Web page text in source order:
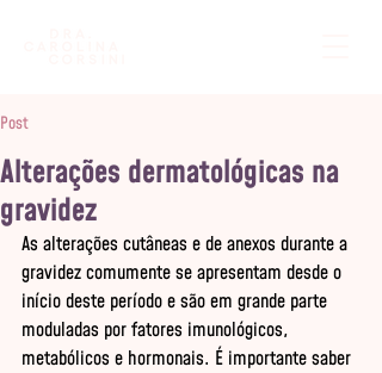
Post
Alterações dermatológicas na
gravidez
As alterações cutâneas e de anexos durante a
gravidez comumente se apresentam desde o
início deste período e são em grande parte
moduladas por fatores imunológicos,
metabólicos e hormonais. É importante saber